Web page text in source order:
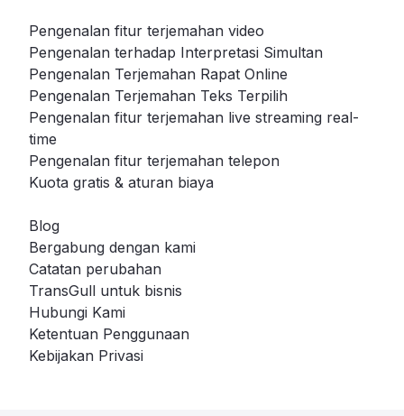
Pengenalan fitur terjemahan video
Pengenalan terhadap Interpretasi Simultan
Pengenalan Terjemahan Rapat Online
Pengenalan Terjemahan Teks Terpilih
Pengenalan fitur terjemahan live streaming real-
time
Pengenalan fitur terjemahan telepon
Kuota gratis & aturan biaya
Blog
Bergabung dengan kami
Catatan perubahan
TransGull untuk bisnis
Hubungi Kami
Ketentuan Penggunaan
Kebijakan Privasi